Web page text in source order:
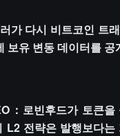
가 다시 비트코인 트
보유 변동 데이터를
：로빈후드가 토큰을
L2 전략은 발행보다